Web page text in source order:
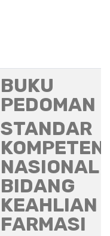
BUKU
PEDOMAN
STANDAR
NASIONAL
BIDANG
KEAHLIAN
FARMASI